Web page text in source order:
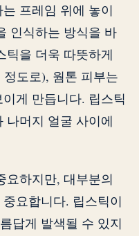
프레임 위에 놓이
인식하는 방식을 바
틱을 더욱 따뜻하게
도로), 웜톤 피부는
게 만듭니다. 립스틱
나머지 얼굴 사이에
요하지만, 대부분의
요합니다. 립스틱이
답게 발색될 수 있지